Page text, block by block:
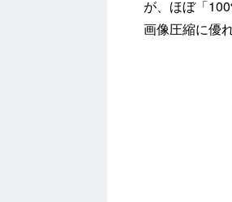
が、ほぼ「
画像圧縮に優